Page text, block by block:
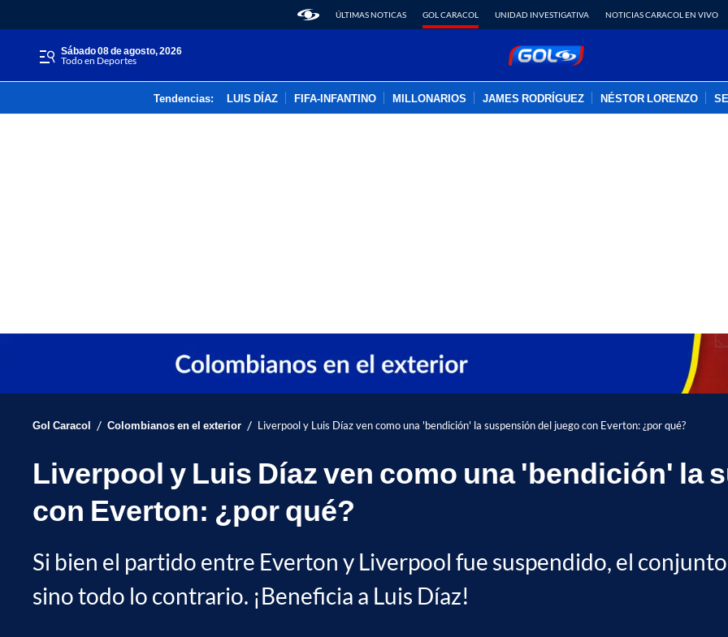
ÚLTIMAS NOTICAS GOL CARACOL UNIDAD INVESTIGATIVA NOTICIAS CARACOL EN VIVO
sábado 08 de agosto, 2026
Todo en Deportes
Tendencias: LUIS DÍAZ FIFA-INFANTINO MILLONARIOS JAMES RODRÍGUEZ NÉSTOR LORENZO
Gol Caracol / Colombianos en el exterior / Liverpool y Luis Díaz ven como una 'bendición' la suspensión del juego con Everton: ¿por qué?
Liverpool y Luis Díaz ven como una 'bendición' la
con Everton: ¿por qué?
Si bien el partido entre Everton y Liverpool fue suspendido, el
sino todo lo contrario. ¡Beneficia a Luis Díaz!